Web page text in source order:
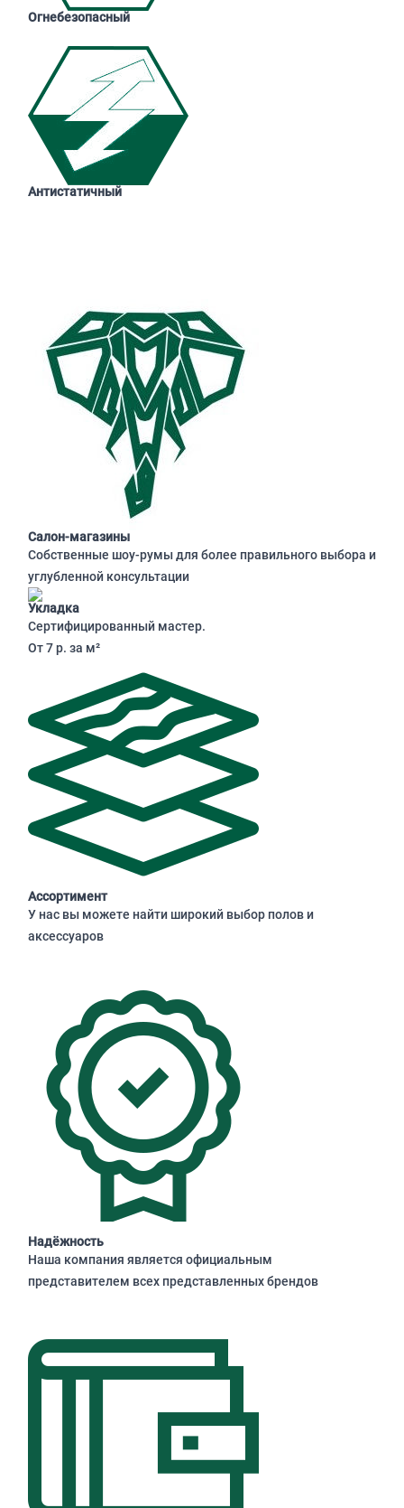
Огнебезопасный
Антистатичный
Салон-магазины
Собственные шоу-румы для более правильного выбора и
углубленной консультации
Укладка
Сертифицированный мастер.
От 7 р. за м²
Ассортимент
У нас вы можете найти широкий выбор полов и
аксессуаров
Надёжность
Наша компания является официальным
представителем всех представленных брендов